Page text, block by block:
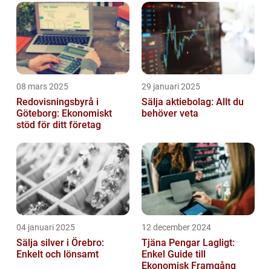
08 mars 2025
Redovisningsbyrå i
Göteborg: Ekonomiskt
stöd för ditt företag
29 januari 2025
Sälja aktiebolag: Allt du
behöver veta
04 januari 2025
Sälja silver i Örebro:
Enkelt och lönsamt
12 december 2024
Tjäna Pengar Lagligt:
Enkel Guide till
Ekonomisk Framgång